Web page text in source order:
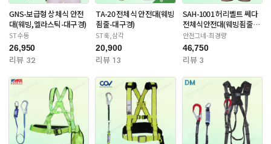
GNS-보급형 상체식 안전
대(웨빙,엘라스틱-대구경)
ST수동
26,950
리뷰 32
TA-20 전체식 안전대(웨빙
죔줄-대구경)
ST훅,삼각
20,900
리뷰 13
SAH-1001 허리벨트 쎄다
전체식안전대(웨빙죔줄-
대구경)
안전그네-최경량
46,750
리뷰 3